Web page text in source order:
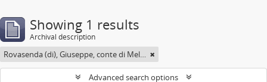
Showing 1 results
Archival description
Rovasenda (di), Giuseppe, conte di Melle <1824-1913>
Advanced search options